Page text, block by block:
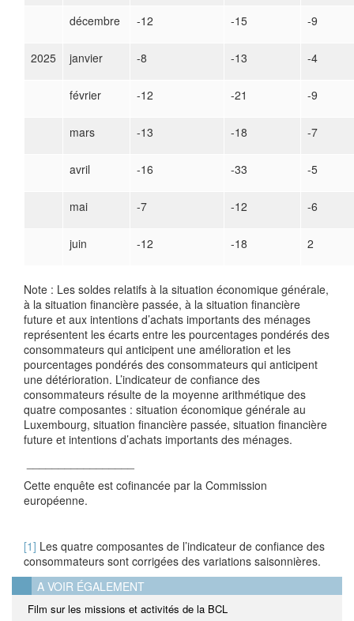
décembre -12 -15 -9
2025 janvier -8 -13 -4
février -12 -21 -9
mars -13 -18 -7
avril -16 -33 -5
mai -7 -12 -6
juin -12 -18 2
Note : Les soldes relatifs à la situation économique générale,
à la situation financière passée, à la situation financière
future et aux intentions d’achats importants des ménages
représentent les écarts entre les pourcentages pondérés des
consommateurs qui anticipent une amélioration et les
pourcentages pondérés des consommateurs qui anticipent
une détérioration. L’indicateur de confiance des
consommateurs résulte de la moyenne arithmétique des
quatre composantes : situation économique générale au
Luxembourg, situation financière passée, situation financière
future et intentions d’achats importants des ménages.
Cette enquête est cofinancée par la Commission
européenne.
[1] Les quatre composantes de l’indicateur de confiance des
consommateurs sont corrigées des variations saisonnières.
A VOIR ÉGALEMENT
Film sur les missions et activités de la BCL